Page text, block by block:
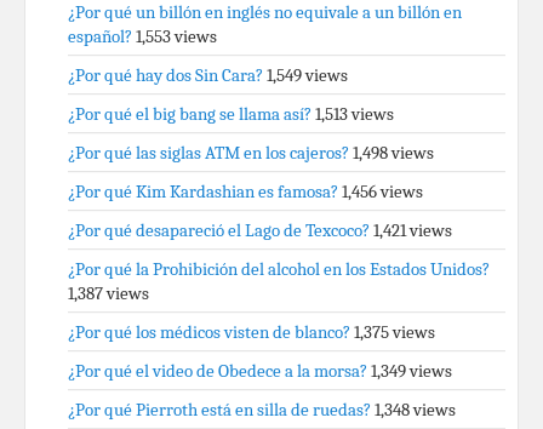
¿Por qué un billón en inglés no equivale a un billón en
español? 1,553 views
¿Por qué hay dos Sin Cara? 1,549 views
¿Por qué el big bang se llama así? 1,513 views
¿Por qué las siglas ATM en los cajeros? 1,498 views
¿Por qué Kim Kardashian es famosa? 1,456 views
¿Por qué desapareció el Lago de Texcoco? 1,421 views
¿Por qué la Prohibición del alcohol en los Estados Unidos?
1,387 views
¿Por qué los médicos visten de blanco? 1,375 views
¿Por qué el video de Obedece a la morsa? 1,349 views
¿Por qué Pierroth está en silla de ruedas? 1,348 views